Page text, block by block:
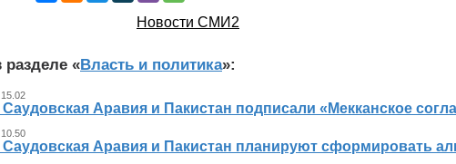
Новости СМИ2
разделе «Власть и политика»:
Саудовская Аравия и Пакистан подписали «Мекканское
Саудовская Аравия и Пакистан планируют сформировать